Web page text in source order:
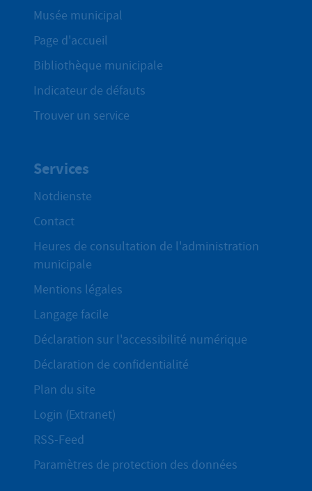
Musée municipal
Page d'accueil
Bibliothèque municipale
Indicateur de défauts
Trouver un service
Services
Notdienste
Contact
Heures de consultation de l'administration
municipale
Mentions légales
Langage facile
Déclaration sur l'accessibilité numérique
Déclaration de confidentialité
Plan du site
Login (Extranet)
RSS-Feed
Paramètres de protection des données